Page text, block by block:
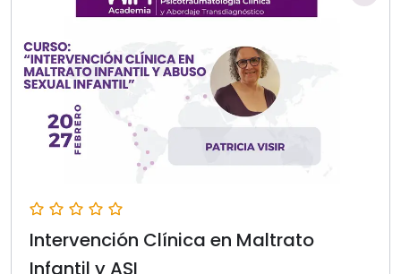
Intervención Clínica en Maltrato
Infantil y ASI